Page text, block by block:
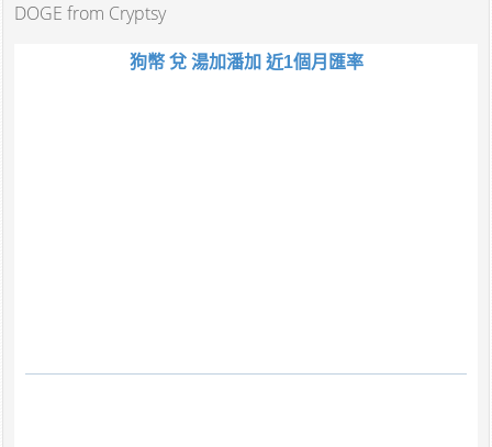
DOGE from Cryptsy
狗幣 兌 湯加潘加 近1個月匯率